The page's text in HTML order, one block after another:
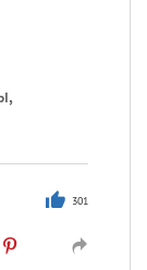
301